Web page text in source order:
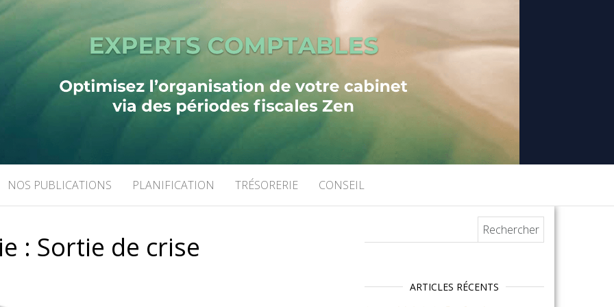
NOS PUBLICATIONS PLANIFICATION TRÉSORERIE CONSEIL
: Sortie de crise
ARTICLES RÉCENTS